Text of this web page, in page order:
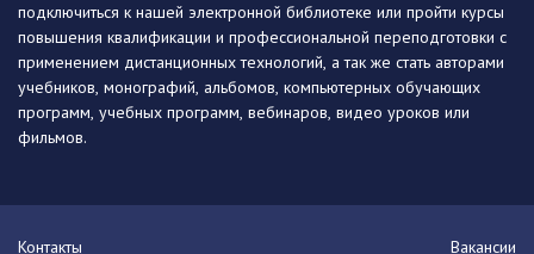
подключиться к нашей электронной библиотеке или пройти курсы
повышения квалификации и профессиональной переподготовки с
применением дистанционных технологий, а так же стать авторами
учебников, монографий, альбомов, компьютерных обучающих
программ, учебных программ, вебинаров, видео уроков или
фильмов.
Контакты
Вакансии